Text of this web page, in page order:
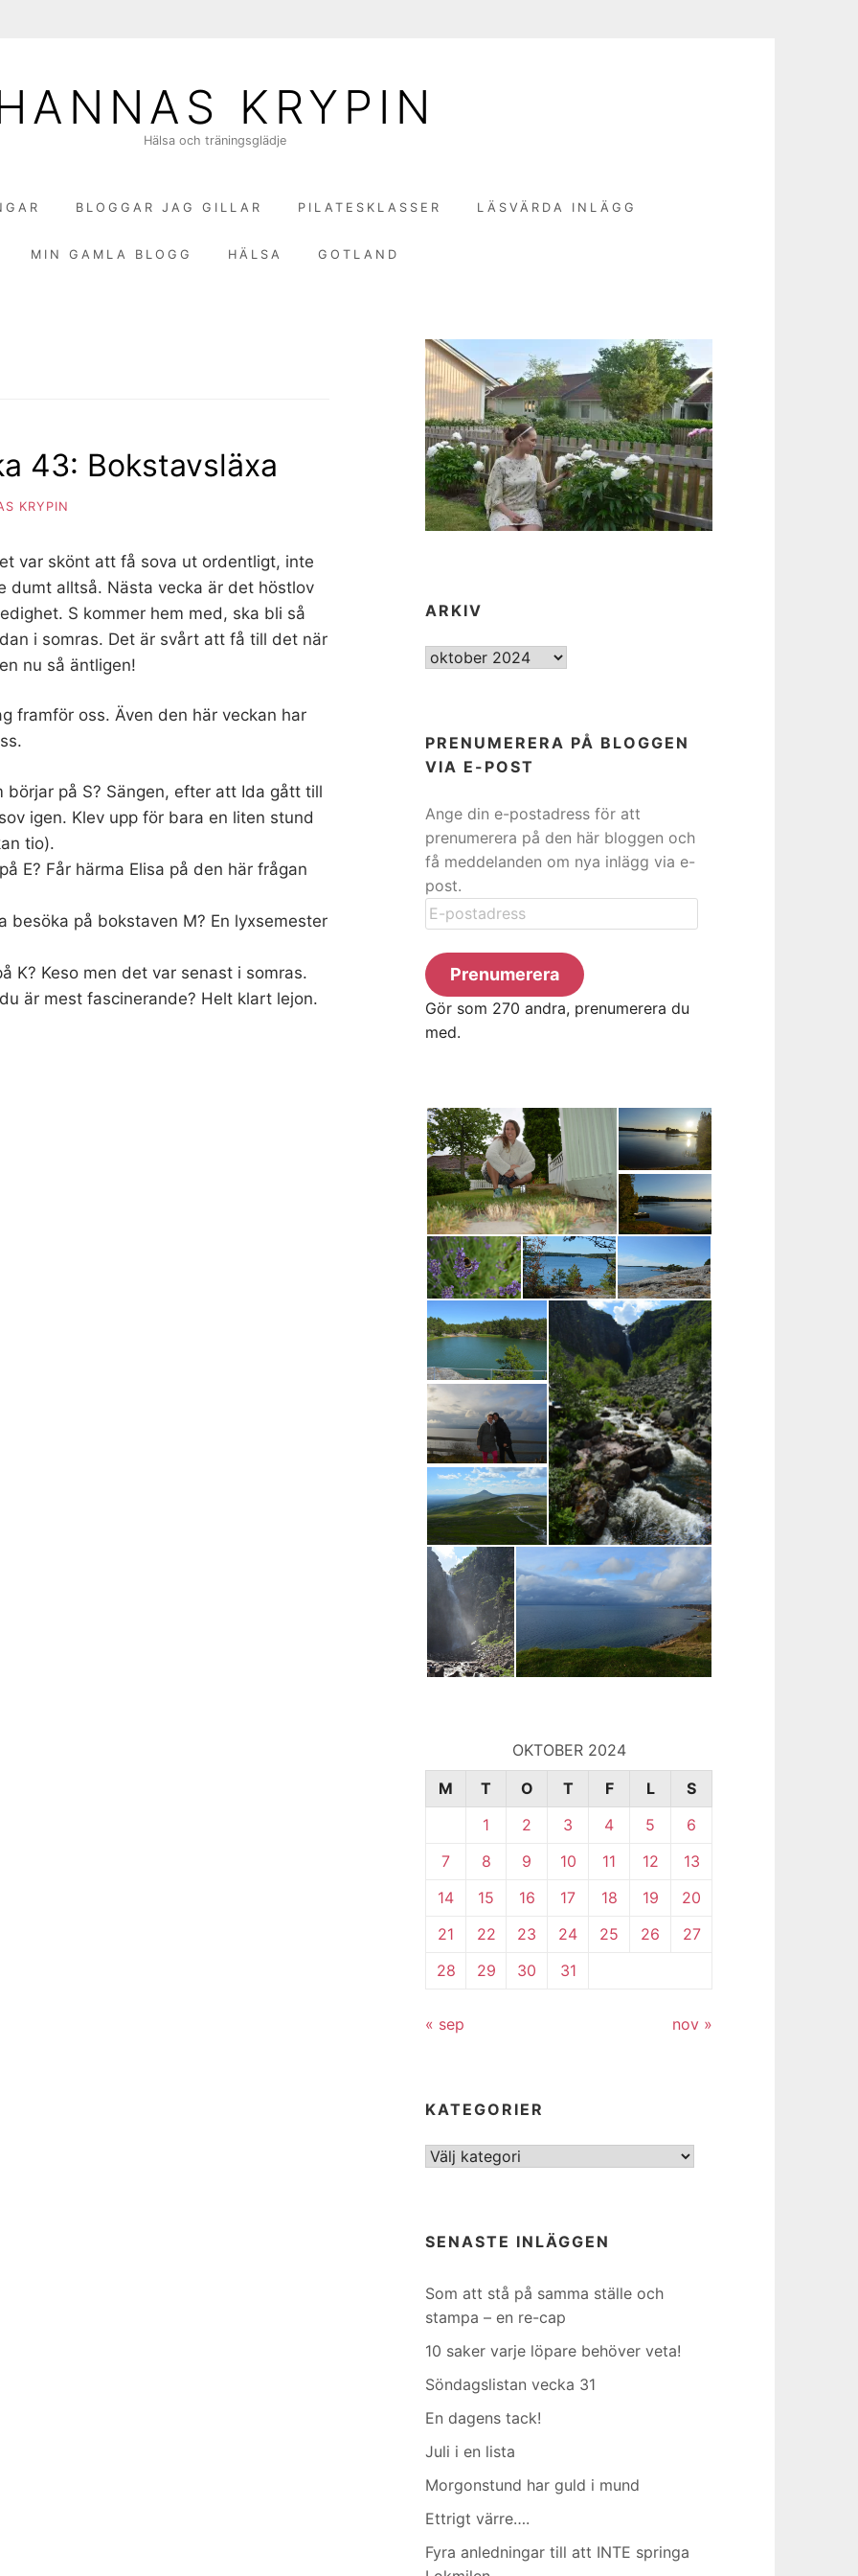
KRYPIN
Hälsa och träningsglädje
BLOGGAR JAG GILLAR PILATESKLASSER LÄSVÄRDA INLÄGG
MIN GAMLA BLOGG HÄLSA GOTLAND
43: Bokstavsläxa
KRYPIN
var skönt att få sova ut ordentligt, inte
dumt alltså. Nästa vecka är det höstlov
S kommer hem med, ska bli så
i somras. Det är svårt att få till det när
nu så äntligen!
framför oss. Även den här veckan har
på S? Sängen, efter att Ida gått till
igen. Klev upp för bara en liten stund
tio).
E? Får härma Elisa på den här frågan
besöka på bokstaven M? En lyxsemester
K? Keso men det var senast i somras.
är mest fascinerande? Helt klart lejon.
ARKIV
ARKIV
PRENUMERERA PÅ BLOGGEN
VIA E-POST
Ange din e-postadress för att
prenumerera på den här bloggen och
få meddelanden om nya inlägg via e-
post.
E-
postadress
Prenumerera
Gör som 270 andra, prenumerera du
med.
OKTOBER 2024
M
T O T F L
S
1
2 3 4 5
6
7
8 9 10 11 12
13
14
15 16 17 18 19
20
21
22 23 24 25 26
27
28
29 30 31
« sep nov »
KATEGORIER
Kategorier
SENASTE INLÄGGEN
Som att stå på samma ställe och
stampa – en re-cap
10 saker varje löpare behöver veta!
Söndagslistan vecka 31
En dagens tack!
Juli i en lista
Morgonstund har guld i mund
Ettrigt värre….
Fyra anledningar till att INTE springa